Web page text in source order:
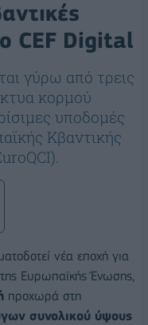
CEF Digital
γύρω από τρεις
κορμού
υποδομές
Κβαντικής
νέα εποχή για
Ευρωπαϊκής Ένωσης,
προχωρά στη
συνολικού ύψους